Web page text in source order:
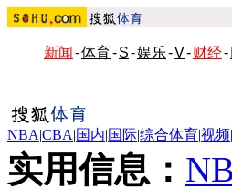
新闻 -体育-S-娱乐-V-财经-
NBA|CBA|国内|国际|综合体育|视频|
实用信息：